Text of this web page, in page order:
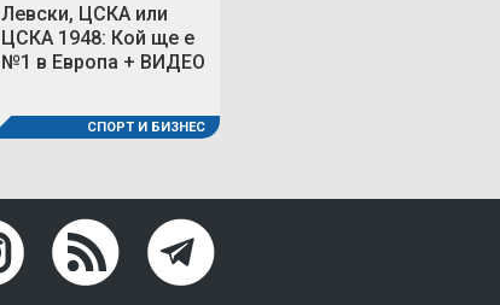
Левски, ЦСКА или
ЦСКА 1948: Кой ще е
№1 в Европа + ВИДЕО
СПОРТ И БИЗНЕС